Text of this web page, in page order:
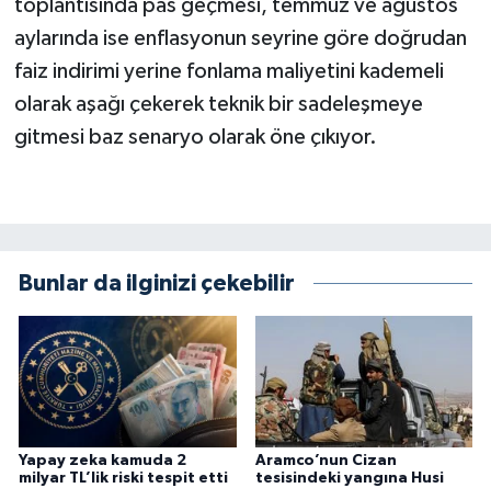
toplantısında pas geçmesi, temmuz ve ağustos
aylarında ise enflasyonun seyrine göre doğrudan
faiz indirimi yerine fonlama maliyetini kademeli
olarak aşağı çekerek teknik bir sadeleşmeye
gitmesi baz senaryo olarak öne çıkıyor.
Bunlar da ilginizi çekebilir
Yapay zeka kamuda 2
milyar TL’lik riski tespit etti
Aramco’nun Cizan
tesisindeki yangına Husi